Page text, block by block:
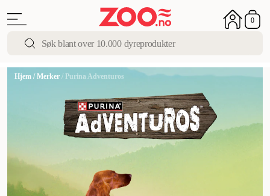
0
Hjem /Merker / Purina Adventuros